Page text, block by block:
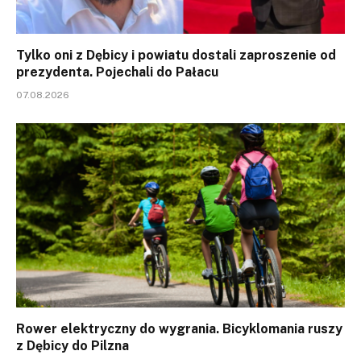
Tylko oni z Dębicy i powiatu dostali zaproszenie od
prezydenta. Pojechali do Pałacu
07.08.2026
Rower elektryczny do wygrania. Bicyklomania ruszy
z Dębicy do Pilzna